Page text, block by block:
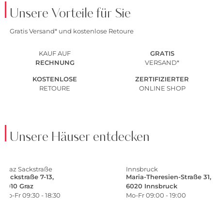
Unsere Vorteile für Sie
Gratis Versand* und kostenlose Retoure
KAUF AUF
RECHNUNG
GRATIS
VERSAND*
KOSTENLOSE
RETOURE
ZERTIFIZIERTER
ONLINE SHOP
Unsere Häuser entdecken
Graz Sackstraße
Sackstraße 7-13,
8010 Graz
Mo-Fr 09:30 - 18:30
Innsbruck
Maria-Theresien-Straße 31,
6020 Innsbruck
Mo-Fr 09:00 - 19:00